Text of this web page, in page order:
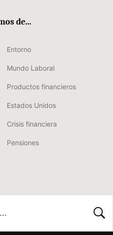
de...
Entorno
Mundo Laboral
Productos financieros
Estados Unidos
Crisis financiera
Pensiones